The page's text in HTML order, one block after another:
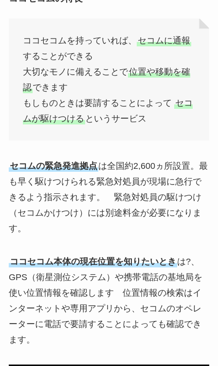
ココセコムを持っていれば、 セコムに通報
することができる
大切なモノに備えることで位置や移動を確
認できます
もしものときは要請することによって セコ
ムが駆けつけるというサービス
セコムの緊急発進拠点は全国約2,600ヵ所設置。最
も早く駆けつけられる緊急対処員が現場に急行で
きるよう指示されます。 緊急対処員の駆けつけ
（セコムかけつけ）には別途料金が必要になりま
す。
ココセコム本体の現在位置を知りたいときは?、
GPS（衛星測位システム）や携帯電話の基地局を
使い位置情報を確認します 位置情報の検索はイ
ンターネットや専用アプリから、セコムのオペレ
ーターに電話で要請することによっても確認でき
ます。